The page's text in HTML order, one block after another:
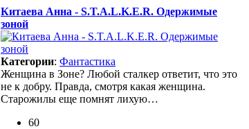
Китаева Анна - S.T.A.L.K.E.R. Одержимые
зоной
Категории: Фантастика
Женщина в Зоне? Любой сталкер ответит, что это
не к добру. Правда, смотря какая женщина.
Старожилы еще помнят лихую…
60